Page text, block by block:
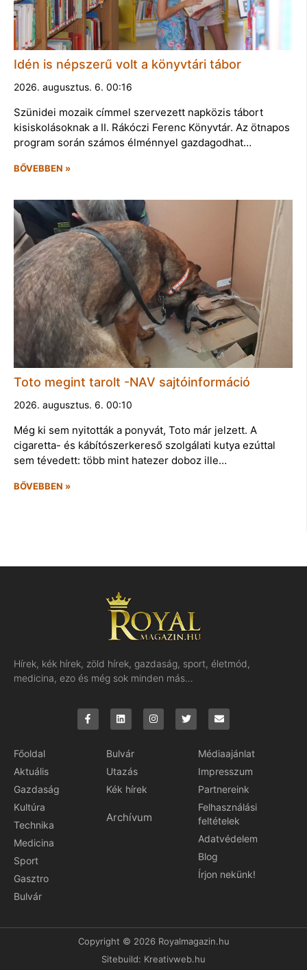
Idén is népszerű volt a könyvtári tábor
2026. augusztus. 6. 00:16
Szünidei mozaik címmel szervezett napközis tábort
kisiskolásoknak a II. Rákóczi Ferenc Könyvtár. Az ötnapos
program során számos élménnyel gazdagodhat…
BŐVEBBEN »
Toto megint tarolt -NAV sajtóinformáció
2026. augusztus. 6. 00:10
Még ki sem nyitották a ponyvát, Toto már jelzett. A
cigaretta- és kábítószerkereső szolgálati kutya ezúttal
sem tévedett: több mint hatezer doboz ille…
BŐVEBBEN »
Hírek, kék hírek, zöld hírek, gazdaság, sport, életmód,
medicina, ezo és még sok minden más…
Főoldal
Aktuális
Gazdaság
Kultúra
Technika
Medicina
Sport
Gasztro
Bulvár
Bulvár
Utazás
Kék hírek
Archívum
Médiaajánlat
Impresszum
Partnereink
Felhasználási
feltételek
Adatvédelem
Blog
Írjon nekünk!
Copyright © 2026 Royalmagazin.hu
Sitebuild: Kreativweb.hu